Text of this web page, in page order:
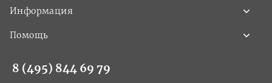
Информация
Помощь
8 (495) 844 69 79